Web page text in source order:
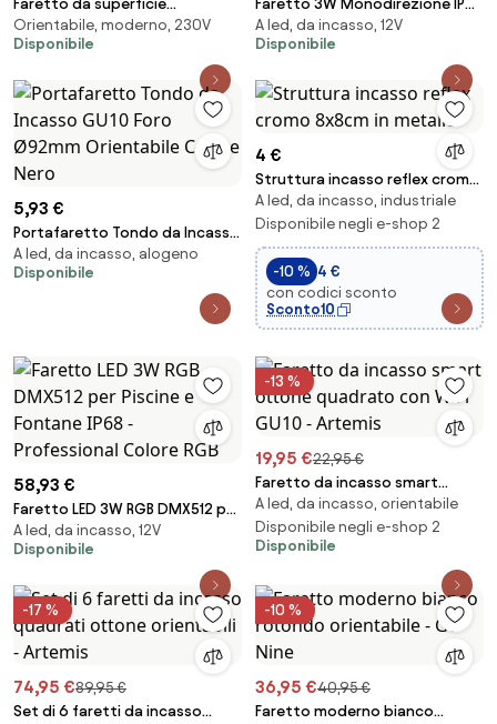
Faretto da superficie
arrotondato nero orientabile e
inclinabile - Dox
Orientabile, moderno, 230V
Disponibile
Faretto 3W Monodirezione IP67
Nero - Professional Colore
Bianco Caldo 2.700K
A led, da incasso, 12V
Disponibile
5,93 €
Portafaretto Tondo da Incasso
GU10 Foro Ø92mm Orientabile
Colore Nero
A led, da incasso, alogeno
Disponibile
4 €
Struttura incasso reflex cromo
8x8cm in metallo
A led, da incasso, industriale
Disponibile negli e-shop 2
-10 % 4 €
con codici sconto
Sconto10
58,93 €
Faretto LED 3W RGB DMX512 per
Piscine e Fontane IP68 -
Professional Colore RGB
A led, da incasso, 12V
Disponibile
-13 %
19,95 €22,95 €
Faretto da incasso smart
ottone quadrato con WiFi GU10
- Artemis
A led, da incasso, orientabile
Disponibile negli e-shop 2
Disponibile
-17 %
74,95 €89,95 €
Set di 6 faretti da incasso
-10 %
36,95 €40,95 €
Faretto moderno bianco